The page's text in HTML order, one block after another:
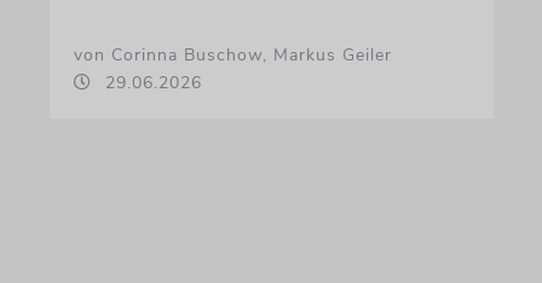
von Corinna Buschow, Markus Geiler
29.06.2026